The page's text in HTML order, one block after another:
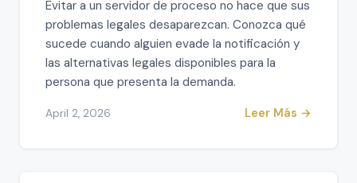
Evitar a un servidor de proceso no hace que sus
problemas legales desaparezcan. Conozca qué
sucede cuando alguien evade la notificación y
las alternativas legales disponibles para la
persona que presenta la demanda.
April 2, 2026 Leer Más →